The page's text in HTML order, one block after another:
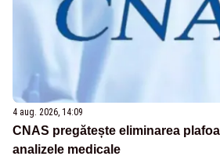
4 aug. 2026, 14:09
CNAS pregătește eliminarea
analizele medicale